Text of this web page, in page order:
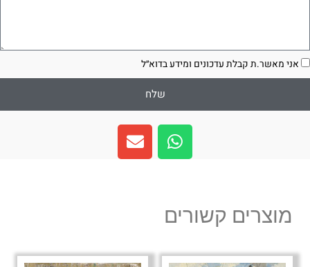
אני מאשר.ת קבלת עדכונים ומידע בדוא״ל
שלח
W
h
a
a
p
E
n
v
e
מוצרים קשורים